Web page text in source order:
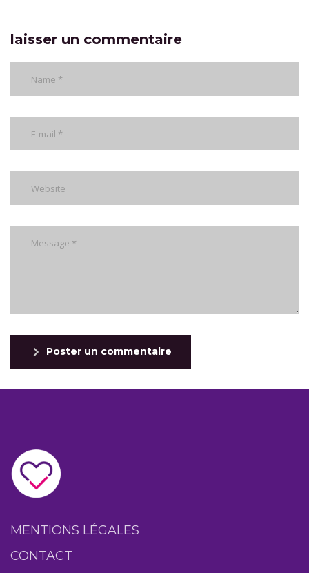
laisser un commentaire
Poster un commentaire
MENTIONS LÉGALES
CONTACT